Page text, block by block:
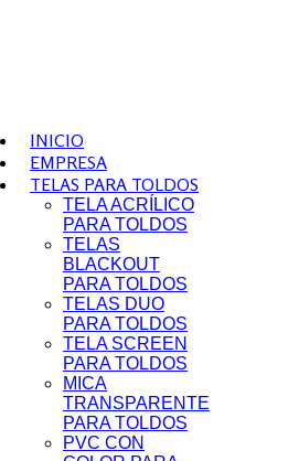
INICIO
EMPRESA
TELAS PARA TOLDOS
TELA ACRÍLICO
PARA TOLDOS
TELAS
BLACKOUT
PARA TOLDOS
TELAS DUO
PARA TOLDOS
TELA SCREEN
PARA TOLDOS
MICA
TRANSPARENTE
PARA TOLDOS
PVC CON